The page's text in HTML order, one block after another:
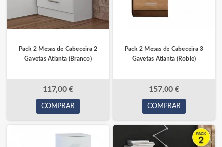
Pack 2 Mesas de Cabeceira 2
Gavetas Atlanta (Branco)
117,00 €
COMPRAR
Pack 2 Mesas de Cabeceira 3
Gavetas Atlanta (Roble)
157,00 €
COMPRAR